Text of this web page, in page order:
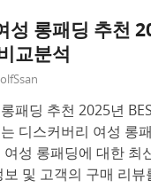
성 롱패딩 추천
교분석
패딩 추천 2025년
디스커버리 여성 롱
성 롱패딩에 대한 최
및 고객의 구매 리뷰